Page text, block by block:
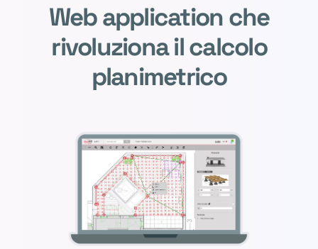
Web application che
rivoluziona il calcolo
planimetrico